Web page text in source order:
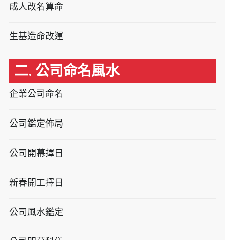
成人改名算命
生基造命改運
二. 公司命名風水
企業公司命名
公司鑑定佈局
公司開幕擇日
新春開工擇日
公司風水鑑定